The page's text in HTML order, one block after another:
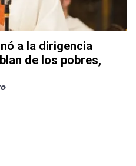
a la dirigencia
de los pobres,